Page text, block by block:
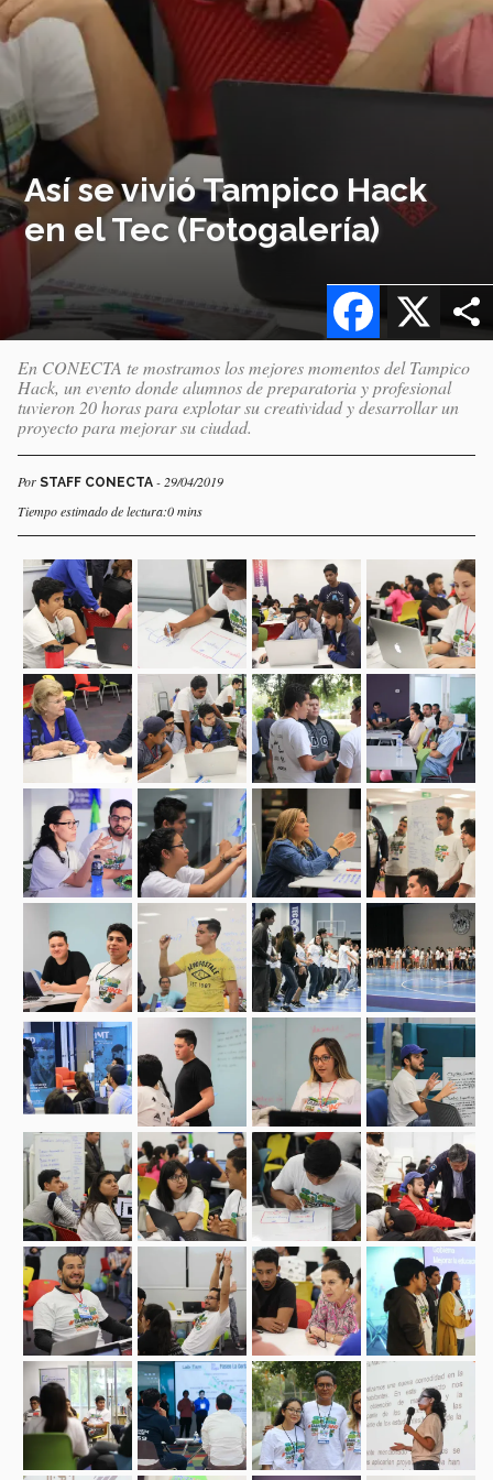
Así se vivió Tampico Hack
en el Tec (Fotogalería)
X
Facebook
En CONECTA te mostramos los mejores momentos del Tampico
Hack, un evento donde alumnos de preparatoria y profesional
tuvieron 20 horas para explotar su creatividad y desarrollar un
proyecto para mejorar su ciudad.
Por STAFF CONECTA - 29/04/2019
Tiempo estimado de lectura:0 mins